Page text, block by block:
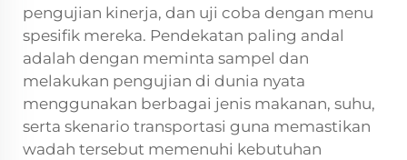
pengujian kinerja, dan uji coba dengan menu
spesifik mereka. Pendekatan paling andal
adalah dengan meminta sampel dan
melakukan pengujian di dunia nyata
menggunakan berbagai jenis makanan, suhu,
serta skenario transportasi guna memastikan
wadah tersebut memenuhi kebutuhan